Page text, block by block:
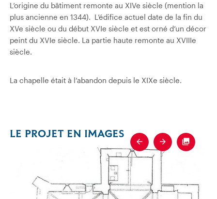
L’origine du bâtiment remonte au XIVe siècle (mention la
plus ancienne en 1344). L’édifice actuel date de la fin du
XVe siècle ou du début XVIe siècle et est orné d’un décor
peint du XVIe siècle. La partie haute remonte au XVIIIe
siècle.
La chapelle était à l’abandon depuis le XIXe siècle.
LE PROJET EN IMAGES
Previous
Next